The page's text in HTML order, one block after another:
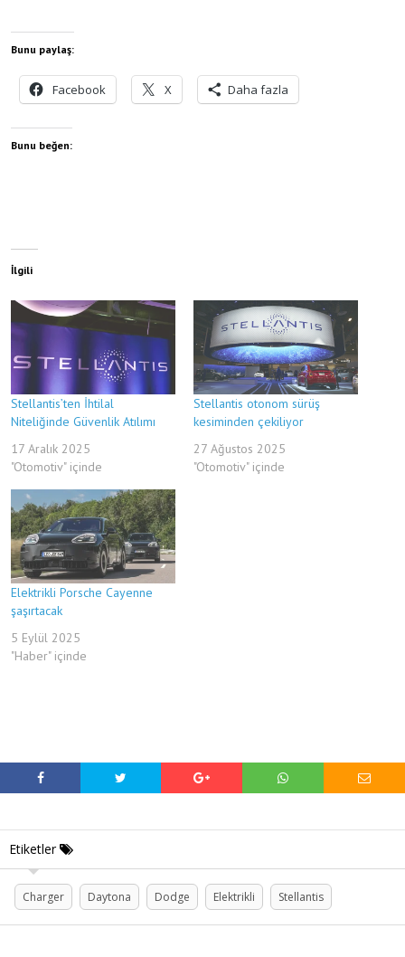
Bunu paylaş:
Facebook X Daha fazla
Bunu beğen:
İlgili
Stellantis’ten İhtilal
Niteliğinde Güvenlik Atılımı
17 Aralık 2025
"Otomotiv" içinde
Stellantis otonom sürüş
kesiminden çekiliyor
27 Ağustos 2025
"Otomotiv" içinde
Elektrikli Porsche Cayenne
şaşırtacak
5 Eylül 2025
"Haber" içinde
Etiketler
Charger Daytona Dodge Elektrikli Stellantis